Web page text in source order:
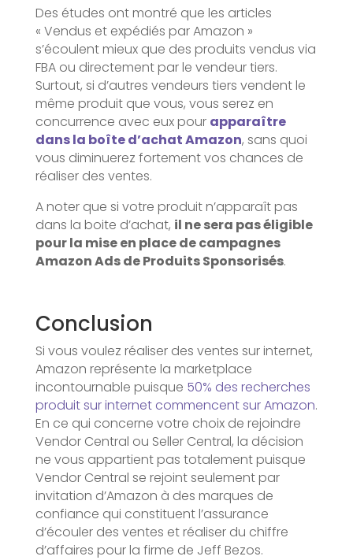
Des études ont montré que les articles
« Vendus et expédiés par Amazon »
s’écoulent mieux que des produits vendus via
FBA ou directement par le vendeur tiers.
Surtout, si d’autres vendeurs tiers vendent le
même produit que vous, vous serez en
concurrence avec eux pour apparaître
dans la boîte d’achat Amazon, sans quoi
vous diminuerez fortement vos chances de
réaliser des ventes.
A noter que si votre produit n’apparaît pas
dans la boite d’achat, il ne sera pas éligible
pour la mise en place de campagnes
Amazon Ads de Produits Sponsorisés.
Conclusion
Si vous voulez réaliser des ventes sur internet,
Amazon représente la marketplace
incontournable puisque 50% des recherches
produit sur internet commencent sur Amazon.
En ce qui concerne votre choix de rejoindre
Vendor Central ou Seller Central, la décision
ne vous appartient pas totalement puisque
Vendor Central se rejoint seulement par
invitation d’Amazon à des marques de
confiance qui constituent l’assurance
d’écouler des ventes et réaliser du chiffre
d’affaires pour la firme de Jeff Bezos.